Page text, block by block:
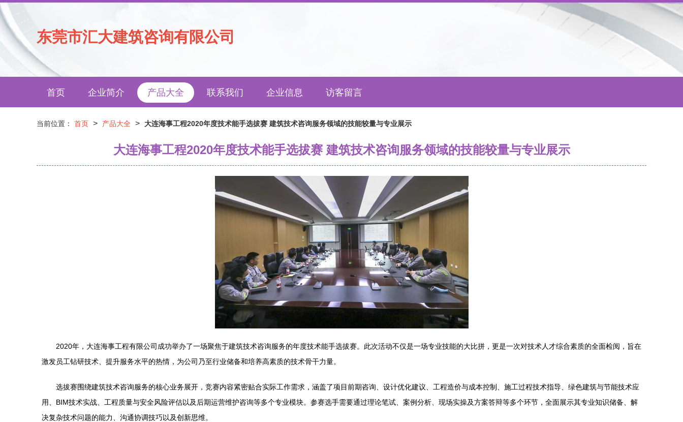
东莞市汇大建筑咨询有限公司
首页 企业简介 产品大全 联系我们 企业信息 访客留言
当前位置： 首页 > 产品大全 > 大连海事工程2020年度技术能手选拔赛 建筑技术咨询服务领域的技能较量与专业展示
大连海事工程2020年度技术能手选拔赛 建筑技术咨询服务领域的技能较量与专业展示
2020年，大连海事工程有限公司成功举办了一场聚焦于建筑技术咨询服务的年度技术能手选拔赛。此次活动不仅是一场专业技能的大比拼，更是一次对技术人才综合素质的全面检阅，旨在
激发员工钻研技术、提升服务水平的热情，为公司乃至行业储备和培养高素质的技术骨干力量。
选拔赛围绕建筑技术咨询服务的核心业务展开，竞赛内容紧密贴合实际工作需求，涵盖了项目前期咨询、设计优化建议、工程造价与成本控制、施工过程技术指导、绿色建筑与节能技术应
用、BIM技术实战、工程质量与安全风险评估以及后期运营维护咨询等多个专业模块。参赛选手需要通过理论笔试、案例分析、现场实操及方案答辩等多个环节，全面展示其专业知识储备、解
决复杂技术问题的能力、沟通协调技巧以及创新思维。